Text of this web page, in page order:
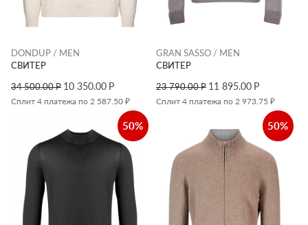
DONDUP / MEN
СВИТЕР
34 500.00Р 10 350.00 Р
Сплит 4 платежа по 2 587.50 ₽
GRAN SASSO / MEN
СВИТЕР
23 790.00Р 11 895.00 Р
Сплит 4 платежа по 2 973.75 ₽
50% 50%